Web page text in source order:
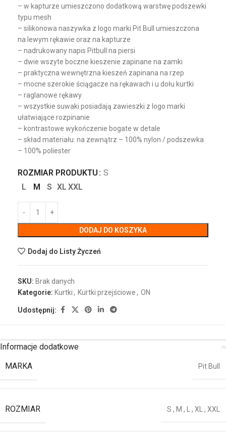
– w kapturze umieszczono dodatkową warstwę podszewki
typu mesh
– silikonowa naszywka z logo marki Pit Bull umieszczona
na lewym rękawie oraz na kapturze
– nadrukowany napis Pitbull na piersi
– dwie wszyte boczne kieszenie zapinane na zamki
– praktyczna wewnętrzna kieszeń zapinana na rzep
– mocne szerokie ściągacze na rękawach i u dołu kurtki
– raglanowe rękawy
– wszystkie suwaki posiadają zawieszki z logo marki
ułatwiające rozpinanie
– kontrastowe wykończenie bogate w detale
– skład materiału: na zewnątrz – 100% nylon / podszewka
– 100% poliester
ROZMIAR PRODUKTU
S
L
M S XL XXL
DODAJ DO KOSZYKA
Dodaj do Listy Życzeń
SKU: Brak danych
Kategorie: Kurtki, Kurtki przejściowe, ON
Udostępnij:
Informacje dodatkowe
MARKA
Pit Bull
ROZMIAR S , M , L, XL, XXL